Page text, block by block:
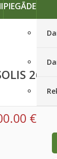
PIEGĀDE
26
€